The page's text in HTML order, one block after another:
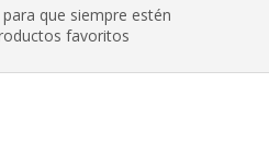
que siempre estén
favoritos